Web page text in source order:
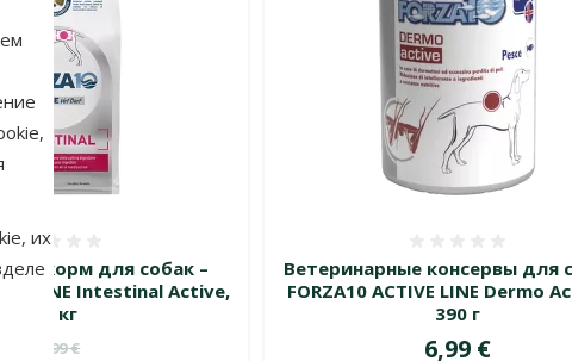
их
корм для собак –
LINE Intestinal Active,
10 кг
Исходная цена
79,99 €
Ветеринарные консервы для
FORZA10 ACTIVE LINE Dermo
390 г
Цена
6,99 €